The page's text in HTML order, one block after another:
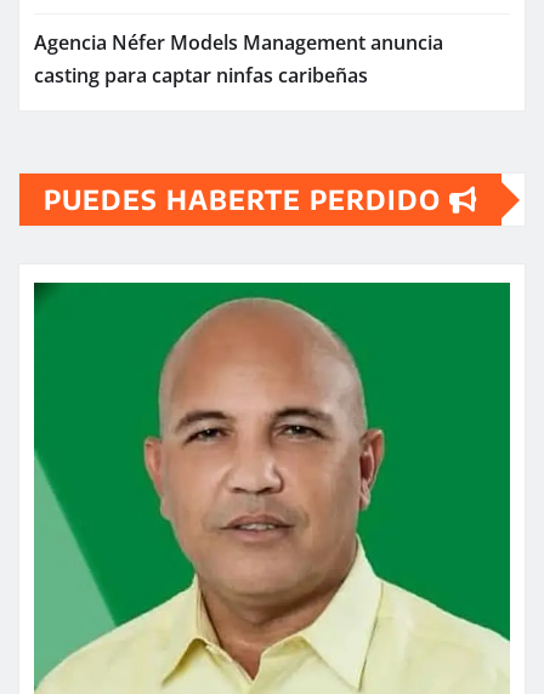
Agencia Néfer Models Management anuncia
casting para captar ninfas caribeñas
PUEDES HABERTE PERDIDO